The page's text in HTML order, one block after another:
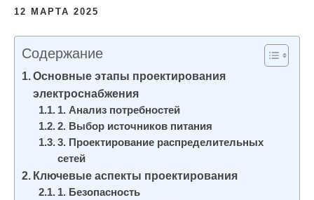
12 МАРТА 2025
Содержание
Основные этапы проектирования
электроснабжения
1. Анализ потребностей
2. Выбор источников питания
3. Проектирование распределительных
сетей
Ключевые аспекты проектирования
1. Безопасность